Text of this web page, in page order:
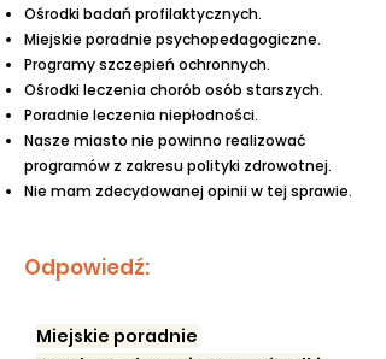
Ośrodki badań profilaktycznych.
Miejskie poradnie psychopedagogiczne.
Programy szczepień ochronnych.
Ośrodki leczenia chorób osób starszych.
Poradnie leczenia niepłodności.
Nasze miasto nie powinno realizować
programów z zakresu polityki zdrowotnej.
Nie mam zdecydowanej opinii w tej sprawie.
Odpowiedź:
Miejskie poradnie